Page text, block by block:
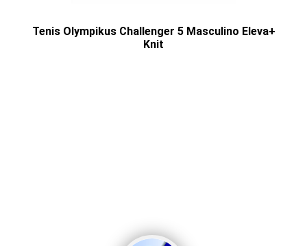
Tenis Olympikus Challenger 5 Masculino Eleva+
Knit